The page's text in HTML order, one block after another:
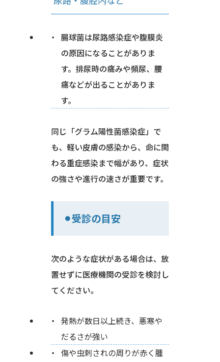
腸球菌は尿路感染症や腹膜炎
の原因になることがありま
す。排尿時の痛みや頻尿、腰
痛などが出ることがありま
す。
同じ「グラム陽性菌感染症」で
も、軽い皮膚の感染から、命に関
わる重症感染まで幅があり、症状
の強さや進行の速さが重要です。
⚫︎受診の目安
次のような症状がある場合は、放
置せずに医療機関の受診を検討し
てください。
発熱が数日以上続き、悪寒や
だるさが強い
傷や虫刺されの周りが赤く腫